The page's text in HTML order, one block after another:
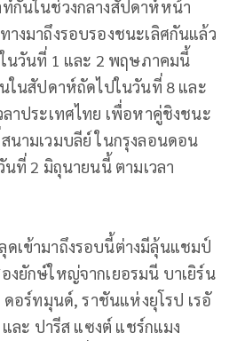
กันในช่วงกลางสัปดาห์หน้า
างมาถึงรอบรองชนะเลิศกันแล้ว
นวันที่ 1 และ 2 พฤษภาคมนี้
ในสัปดาห์ถัดไปในวันที่ 8 และ
าประเทศไทย เพื่อหาคู่ชิงชนะ
นามเวมบลีย์ ในกรุงลอนดอน
ที่ 2 มิถุนายนนี้ ตามเวลา
เข้ามาถึงรอบนี้ต่างมีลุ้นแชมป์
งยักษ์ใหญ่จากเยอรมนี บาเยิร์น
ดอร์ทมุนด์, ราชันแห่งยุโรป เรอั
ละ ปารีส แซงต์ แชร์กแมง